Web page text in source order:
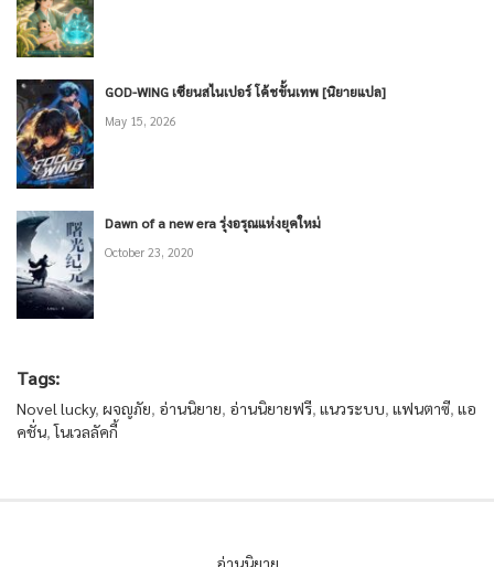
GOD-WING เซียนสไนเปอร์ โค้ชขั้นเทพ [นิยายแปล]
May 15, 2026
Dawn of a new era รุ่งอรุณแห่งยุคใหม่
October 23, 2020
Tags:
Novel lucky, ผจญภัย, อ่านนิยาย, อ่านนิยายฟรี, แนวระบบ, แฟนตาซี, แอ
คชั่น,โนเวลลัคกี้